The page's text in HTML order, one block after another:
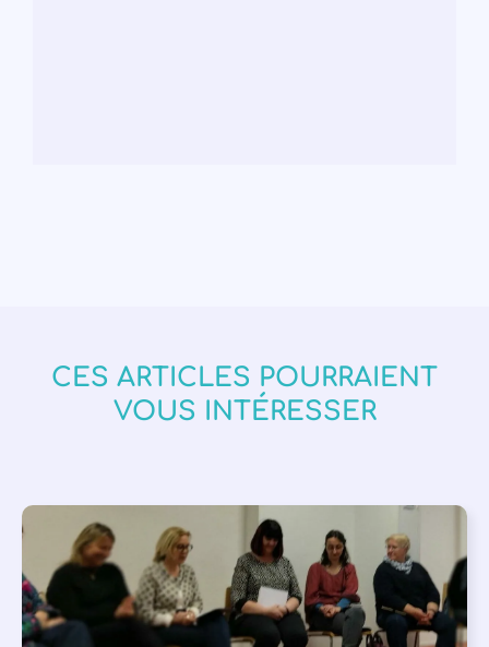
CES ARTICLES POURRAIENT
VOUS INTÉRESSER
APPEL À SOUTIEN , VIE DE L'ASSOCIATION